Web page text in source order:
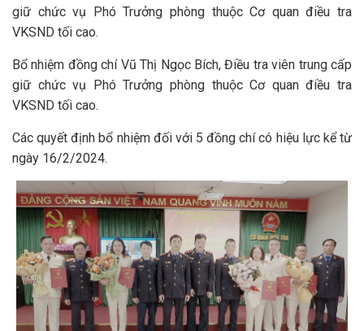
giữ chức vụ Phó Trưởng phòng thuộc Cơ quan điều tra
VKSND tối cao.
Bổ nhiệm đồng chí Vũ Thị Ngọc Bích, Điều tra viên trung cấp
giữ chức vụ Phó Trưởng phòng thuộc Cơ quan điều tra
VKSND tối cao.
Các quyết định bổ nhiệm đối với 5 đồng chí có hiệu lực kể từ
ngày 16/2/2024.